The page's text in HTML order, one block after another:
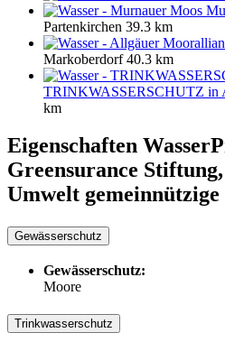
Partenkirchen 39.3 km
Markoberdorf 40.3 km
TRINKWASSERSCHUTZ in
km
Eigenschaften
Greensurance
Umwelt
Gewässerschutz
Gewässerschutz:
Moore
Trinkwasserschutz